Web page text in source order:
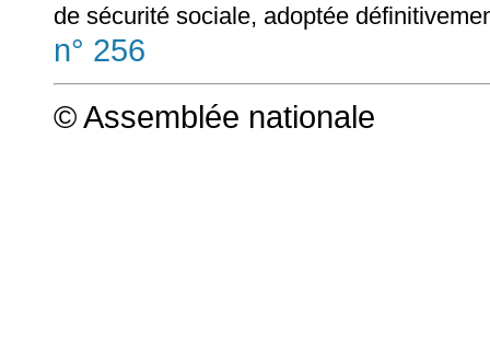
de sécurité sociale, adoptée
n° 256
© Assemblée nationale